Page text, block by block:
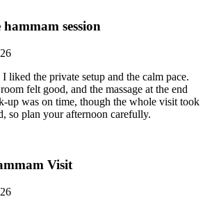
session
liked the private setup and the calm pace.
felt good, and the massage at the end
up was on time, though the whole visit took
so plan your afternoon carefully.
Visit